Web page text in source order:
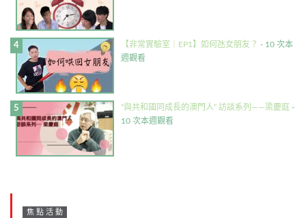
【非常實驗室｜EP1】如何氹女朋友？ - 10 次本
週觀看
“與共和國同成長的澳門人” 訪談系列——梁慶庭 -
10 次本週觀看
焦點活動